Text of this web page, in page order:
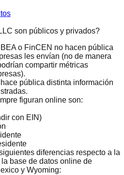
son públicos y privados?
o FinCEN no hacen pública
les envían (no de manera
compartir métricas
pública distinta información
figuran online son:
con EIN)
diferencias respecto a la
base de datos online de
y Wyoming: